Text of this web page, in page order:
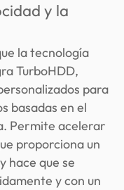
y la
la tecnología
TurboHDD,
para
basadas en el
Permite acelerar
proporciona un
hace que se
y con un